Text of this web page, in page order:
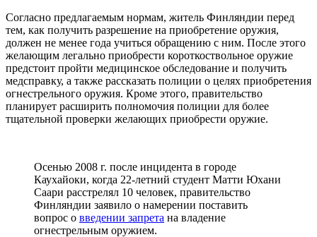
Согласно предлагаемым нормам, житель Финляндии перед
тем, как получить разрешение на приобретение оружия,
должен не менее года учиться обращению с ним. После этого
желающим легально приобрести короткоствольное оружие
предстоит пройти медицинское обследование и получить
медсправку, а также рассказать полиции о целях приобретения
огнестрельного оружия. Кроме этого, правительство
планирует расширить полномочия полиции для более
тщательной проверки желающих приобрести оружие.
Осенью 2008 г. после инцидента в городе
Каухайоки, когда 22-летний студент Матти Юхани
Саари расстрелял 10 человек, правительство
Финляндии заявило о намерении поставить
вопрос о введении запрета на владение
огнестрельным оружием.